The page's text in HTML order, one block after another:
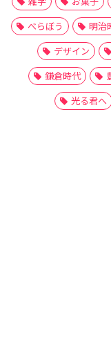
べらぼう
明治
デザイン
鎌倉時代
光る君へ